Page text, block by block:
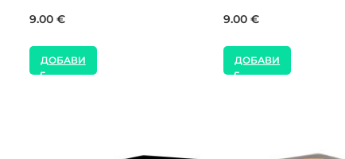
12.78€
ДОБАВИ
8.00€
ДОБАВИ